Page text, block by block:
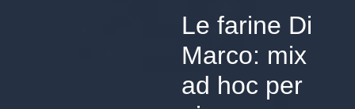
Le farine Di
Marco: mix
ad hoc per